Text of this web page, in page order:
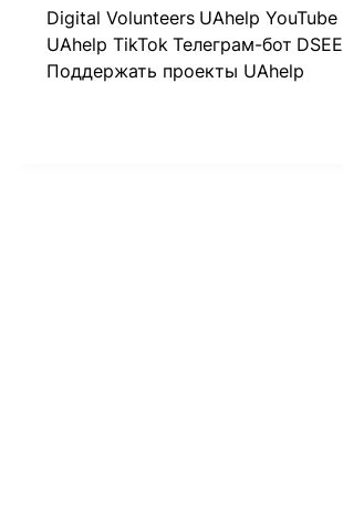
Digital Volunteers UAhelp YouTube
UAhelp TikTok Телеграм-бот DSEE
Поддержать проекты UAhelp